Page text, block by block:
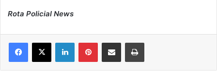
Rota Policial News